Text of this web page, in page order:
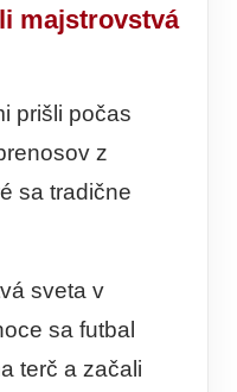
majstrovstvá
prišli počas
z
sa tradične
sveta v
sa futbal
terč a začali